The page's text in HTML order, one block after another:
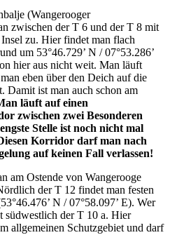
(Wangerooger
zwischen der T 6 und der T 8 mit
zu. Hier findet man flach
um 53°46.729’ N / 07°53.286’
hier aus nicht weit. Man läuft
eben über den Deich auf die
Damit ist man auch schon am
läuft auf einen
zwischen zwei Besonderen
Stelle ist noch nicht mal
Korridor darf man nach
auf keinen Fall verlassen!
am Ostende von Wangerooge
der T 12 findet man festen
N / 07°58.097’ E). Wer
südwestlich der T 10 a. Hier
allgemeinen Schutzgebiet und darf